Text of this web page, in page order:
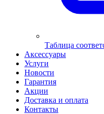
Таблица
Аксессуары
Услуги
Новости
Гарантия
Акции
Доставка и оплата
Контакты